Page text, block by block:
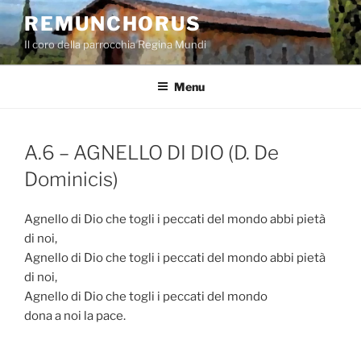
Salta
contenuto
REMUNCHORUS
Il coro della parrocchia Regina Mundi
Menu
A.6 – AGNELLO DI DIO (D. De
Dominicis)
Agnello di Dio che togli i peccati del mondo abbi pietà
di noi,
Agnello di Dio che togli i peccati del mondo abbi pietà
di noi,
Agnello di Dio che togli i peccati del mondo
dona a noi la pace.